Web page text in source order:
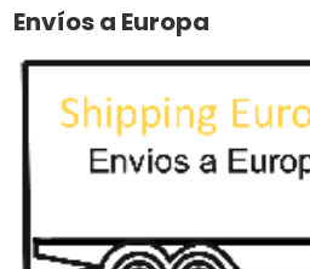
Envíos a Europa